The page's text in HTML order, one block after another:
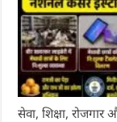
सेवा, शिक्षा,